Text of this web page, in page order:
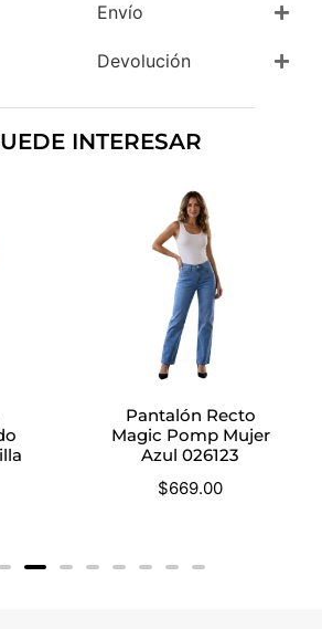
Envío
Devolución
INTERESAR
Pantalón Recto
Magic Pomp Mujer
Azul 026123
$669.00